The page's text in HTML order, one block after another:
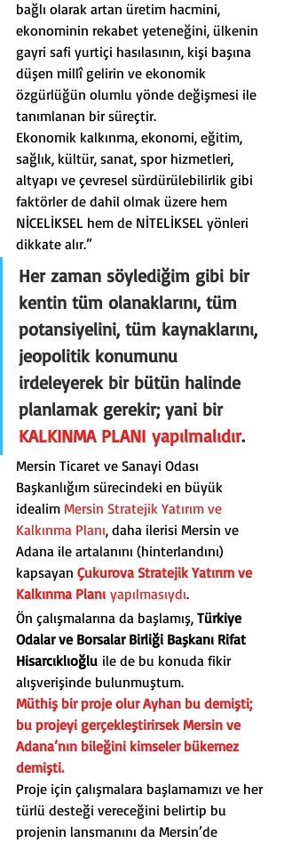
bağlı olarak artan üretim hacmini,
ekonominin rekabet yeteneğini, ülkenin
gayri safi yurtiçi hasılasının, kişi başına
düşen millî gelirin ve ekonomik
özgürlüğün olumlu yönde değişmesi ile
tanımlanan bir süreçtir.
Ekonomik kalkınma, ekonomi, eğitim,
sağlık, kültür, sanat, spor hizmetleri,
altyapı ve çevresel sürdürülebilirlik gibi
faktörler de dahil olmak üzere hem
NİCELİKSEL hem de NİTELİKSEL yönleri
dikkate alır.”
Her zaman söylediğim gibi bir
kentin tüm olanaklarını, tüm
potansiyelini, tüm kaynaklarını,
jeopolitik konumunu
irdeleyerek bir bütün halinde
planlamak gerekir; yani bir
KALKINMA PLANI yapılmalıdır.
Mersin Ticaret ve Sanayi Odası
Başkanlığım sürecindeki en büyük
idealim Mersin Stratejik Yatırım ve
Kalkınma Planı, daha ilerisi Mersin ve
Adana ile artalanını (hinterlandını)
kapsayan Çukurova Stratejik Yatırım ve
Kalkınma Planı yapılmasıydı.
Ön çalışmalarına da başlamış, Türkiye
Odalar ve Borsalar Birliği Başkanı Rifat
Hisarcıklıoğlu ile de bu konuda fikir
alışverişinde bulunmuştum.
Müthiş bir proje olur Ayhan bu demişti;
bu projeyi gerçekleştirirsek Mersin ve
Adana’nın bileğini kimseler bükemez
demişti.
Proje için çalışmalara başlamamızı ve her
türlü desteği vereceğini belirtip bu
projenin lansmanını da Mersin’de